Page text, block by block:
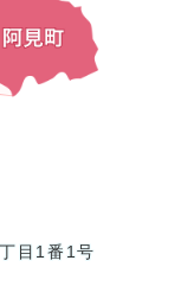
目1番1号